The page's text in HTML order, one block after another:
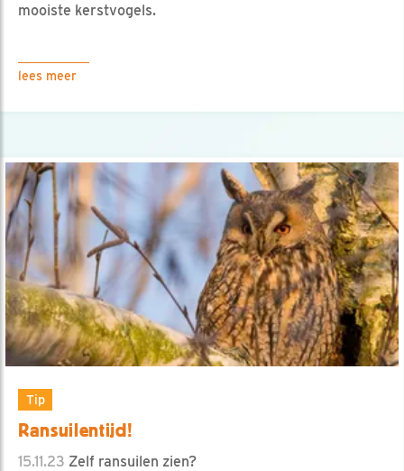
mooiste kerstvogels.
lees meer
Tip
Ransuilentijd!
15.11.23 Zelf ransuilen zien?